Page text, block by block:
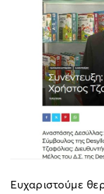
Ευχαριστούμε